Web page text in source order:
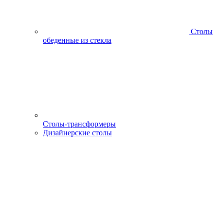
Столы
обеденные из стекла
Столы-трансформеры
Дизайнерские столы